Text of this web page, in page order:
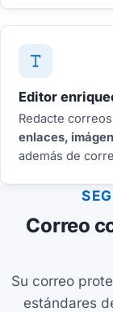
Editor
Redacte
enlaces,
además de
Correo
Su correo
estándares